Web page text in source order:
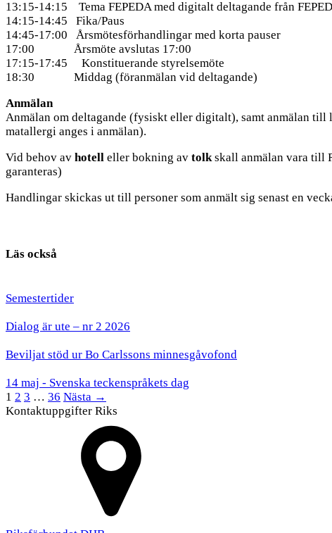
13:15-14:15 Tema FEPEDA med digitalt deltagande från
14:15-14:45 Fika/Paus
14:45-17:00 Årsmötesförhandlingar med korta pauser
17:00 Årsmöte avslutas 17:00
17:15-17:45 Konstituerande styrelsemöte
18:30 Middag (föranmälan vid deltagande)
Anmälan
Anmälan om deltagande (fysiskt eller digitalt), samt anmälan
matallergi anges i anmälan).
Vid behov av hotell eller bokning av tolkskall anmälan vara till
garanteras)
Handlingar skickas ut till personer som anmält sig senast en
Läs också
Semestertider
Dialog är ute – nr 2 2026
Beviljat stöd ur Bo Carlssons minnesgåvofond
14 maj - Svenska teckenspråkets dag
1 2 3 … 36 Nästa →
Kontaktuppgifter Riks